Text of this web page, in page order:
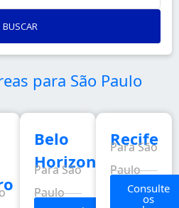
BUSCAR
para São Paulo
Belo
Horizonte
Para São
Paulo
Recife
Para São
Paulo
Consulte
os